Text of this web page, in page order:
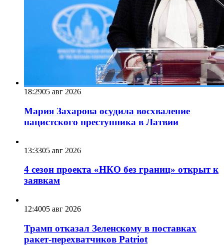
18:2905 авг 2026
Мария Захарова осудила восхваление
нацистского преступника в Латвии
13:3305 авг 2026
4 сезон проекта «НКО без границ» открыт к
заявкам
12:4005 авг 2026
Трамп отказал Зеленскому в поставках
ракет-перехватчиков Patriot